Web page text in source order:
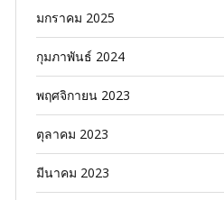
มกราคม 2025
กุมภาพันธ์ 2024
พฤศจิกายน 2023
ตุลาคม 2023
มีนาคม 2023